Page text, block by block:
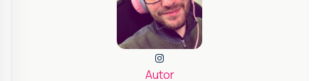
Autor